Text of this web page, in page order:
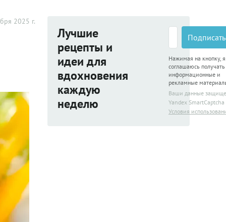
2025 г.
Лучшие
рецепты и
идеи для
вдохновения
каждую
неделю
Нажимая на кнопку, я
соглашаюсь получать
информационные и
рекламные
Ваши данные
Yandex SmartCaptcha
Условия